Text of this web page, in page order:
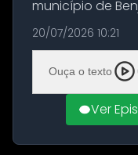
município de
com a
quilos de
embarcação
materia...
20/07/2026 10:21
Ouça o texto
Ver